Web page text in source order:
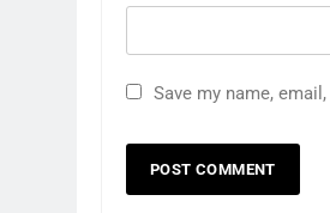
Save my name,